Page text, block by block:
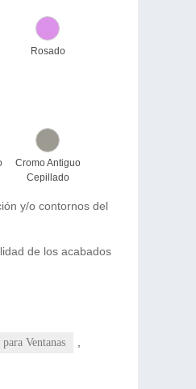
Rosado
Cromo Antiguo
Cepillado
y/o contornos del
de los acabados
Ventanas